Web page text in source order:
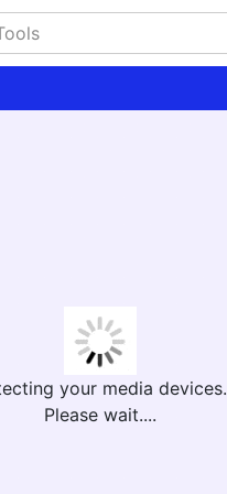
your media devices.
Please wait....